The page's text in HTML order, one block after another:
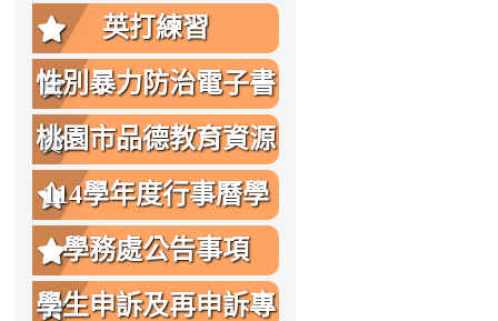
英打練習
性別暴力防治電子書
桃園市品德教育資源
網
114學年度行事曆學
生版
學務處公告事項
學生申訴及再申訴專